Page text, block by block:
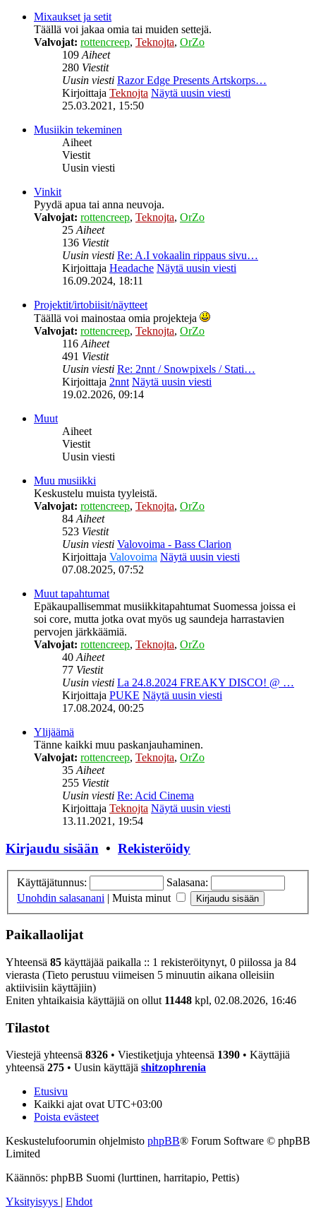
Mixaukset ja setit
Täällä voi jakaa omia tai muiden settejä.
Valvojat: rottencreep, Teknojta, OrZo
109Aiheet
280 Viestit
Uusin viesti Razor Edge Presents Artskorps…
Kirjoittaja Teknojta Näytä uusin viesti
25.03.2021, 15:50
Musiikin tekeminen
Aiheet
Viestit
Uusin viesti
Vinkit
Pyydä apua tai anna neuvoja.
Valvojat: rottencreep, Teknojta, OrZo
25Aiheet
136 Viestit
Uusin viesti Re: A.I vokaalin rippaus sivu…
Kirjoittaja Headache Näytä uusin viesti
16.09.2024, 18:11
Projektit/irtobiisit/näytteet
Täällä voi mainostaa omia projekteja
Valvojat: rottencreep, Teknojta, OrZo
116Aiheet
491 Viestit
Uusin viesti Re: 2nnt / Snowpixels / Stati…
Kirjoittaja 2nnt Näytä uusin viesti
19.02.2026, 09:14
Muut
Aiheet
Viestit
Uusin viesti
Muu musiikki
Keskustelu muista tyyleistä.
Valvojat: rottencreep, Teknojta, OrZo
84Aiheet
523 Viestit
Uusin viesti Valovoima - Bass Clarion
Kirjoittaja Valovoima Näytä uusin viesti
07.08.2025, 07:52
Muut tapahtumat
Epäkaupallisemmat musiikkitapahtumat Suomessa joissa ei
soi core, mutta jotka ovat myös ug saundeja harrastavien
pervojen järkkäämiä.
Valvojat: rottencreep, Teknojta, OrZo
40Aiheet
77 Viestit
Uusin viesti La 24.8.2024 FREAKY DISCO! @ …
Kirjoittaja PUKE Näytä uusin viesti
17.08.2024, 00:25
Ylijäämä
Tänne kaikki muu paskanjauhaminen.
Valvojat: rottencreep, Teknojta, OrZo
35Aiheet
255 Viestit
Uusin viesti Re: Acid Cinema
Kirjoittaja Teknojta Näytä uusin viesti
13.11.2021, 19:54
Kirjaudu sisään • Rekisteröidy
Käyttäjätunnus:
Salasana:
Unohdin salasanani | Muista minut
Paikallaolijat
Yhteensä 85 käyttäjää paikalla :: 1 rekisteröitynyt, 0 piilossa ja 84
vierasta (Tieto perustuu viimeisen 5 minuutin aikana olleisiin
aktiivisiin käyttäjiin)
Eniten yhtaikaisia käyttäjiä on ollut 11448 kpl, 02.08.2026, 16:46
Tilastot
Viestejä yhteensä 8326 • Viestiketjuja yhteensä 1390 • Käyttäjiä
yhteensä 275 • Uusin käyttäjä shitzophrenia
Etusivu
Kaikki ajat ovat UTC+03:00
Poista evästeet
Keskustelufoorumin ohjelmisto phpBB® Forum Software © phpBB
Limited
Käännös: phpBB Suomi (lurttinen, harritapio, Pettis)
Yksityisyys | Ehdot